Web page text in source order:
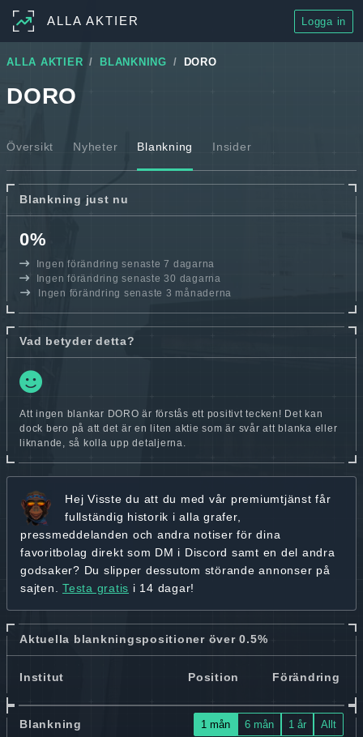
ALLA AKTIER Logga in
ALLA AKTIER BLANKNING DORO
DORO
Översikt Nyheter Blankning Insider
Blankning just nu
0%
Ingen förändring senaste 7 dagarna
Ingen förändring senaste 30 dagarna
Ingen förändring senaste 3 månaderna
Vad betyder detta?
Att ingen blankar DORO är förstås ett positivt tecken! Det kan
dock bero på att det är en liten aktie som är svår att blanka eller
liknande, så kolla upp detaljerna.
Hej Visste du att du med vår premiumtjänst får
fullständig historik i alla grafer,
pressmeddelanden och andra notiser för dina
favoritbolag direkt som DM i Discord samt en del andra
godsaker? Du slipper dessutom störande annonser på
sajten. Testa gratis i 14 dagar!
Aktuella blankningspositioner över 0.5%
Institut Position Förändring
Blankning 1 mån 6 mån 1 år Allt